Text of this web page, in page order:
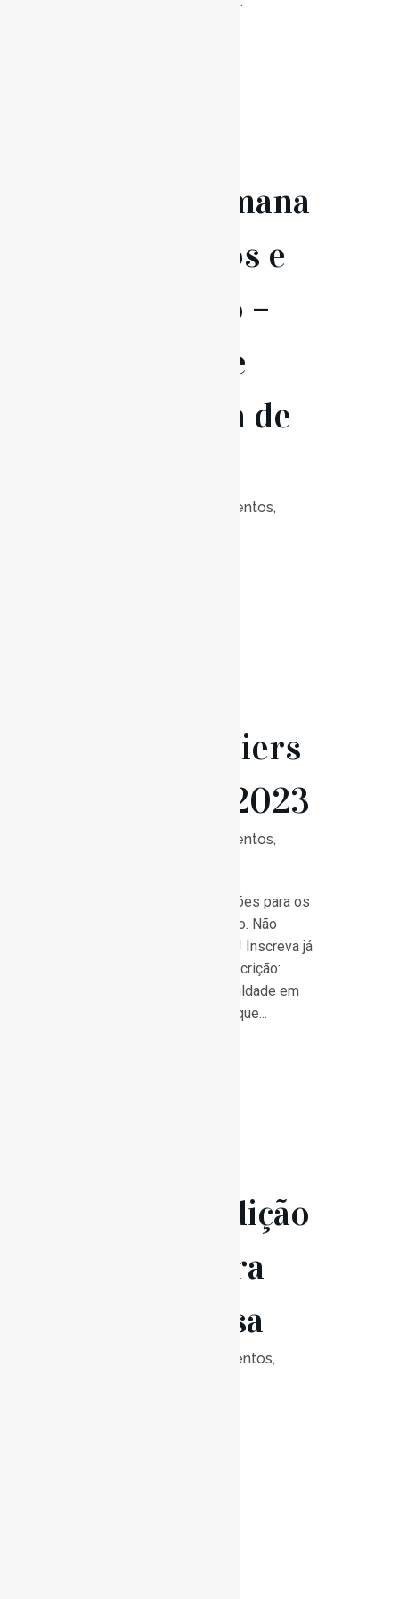
Semana
dos Sopros e
Percussão –
Estágio de
Orquestra de
Eventos,
Ateliers
de Verão 2023
Eventos,
Estão abertas as inscrições para os
nossos Ateliers de Verão. Não
perca esta oportunidade! Inscreva já
os seus educandos! Inscrição:
Caso tenha alguma dificuldade em
carregar o formulário, clique...
Audição
de Guitarra
Portuguesa
Eventos,